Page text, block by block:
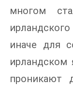
многом
иначе для
ирландском
проникают